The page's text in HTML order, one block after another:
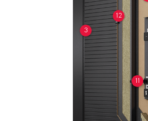
3
11
12